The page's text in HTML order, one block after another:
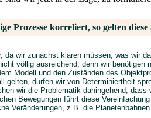
Prozesse korreliert, so gelten
wir zunächst klären müssen, was wir
völlig ausreichend, denn wir
Modell und den Zuständen des
gelten, dürfen wir von Determiniertheit
wir die Problematik dahingehend,
Bewegungen führt diese
Veränderungen, z.B. die